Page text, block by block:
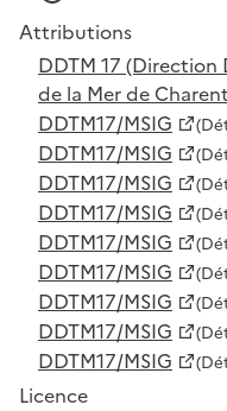
Attributions
DDTM 17
de la Mer de
DDTM17/MSIG
DDTM17/MSIG
DDTM17/MSIG
DDTM17/MSIG
DDTM17/MSIG
DDTM17/MSIG
DDTM17/MSIG
DDTM17/MSIG
DDTM17/MSIG
Licence